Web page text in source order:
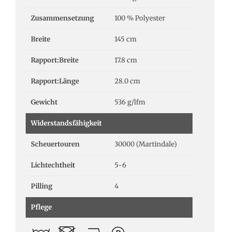
Zusammensetzung 100 % Polyester
Breite 145 cm
Rapport:Breite 17.8 cm
Rapport:Länge 28.0 cm
Gewicht 536 g/lfm
Widerstandsfähigkeit
Scheuertouren 30000 (Martindale)
Lichtechtheit 5-6
Pilling 4
Pflege